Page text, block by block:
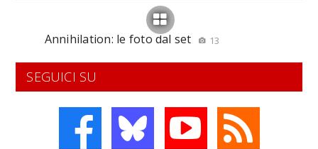
Annihilation: le foto dal set 13
SEGUICI SU